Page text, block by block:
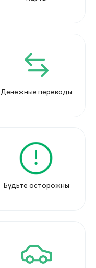
Денежные переводы
Будьте осторожны